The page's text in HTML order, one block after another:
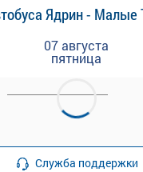
Ядрин -
07 августа
пятница
Служба поддержки